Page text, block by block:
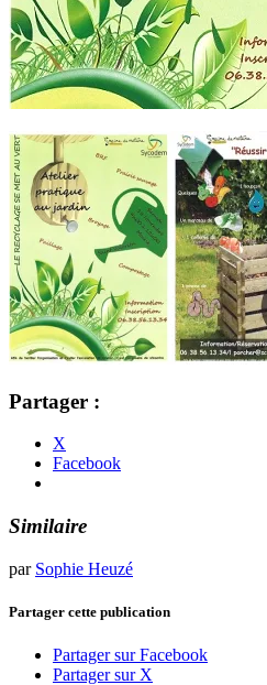
Partager :
X
Facebook
Similaire
par Sophie Heuzé
Partager cette publication
Partager sur Facebook
Partager sur X